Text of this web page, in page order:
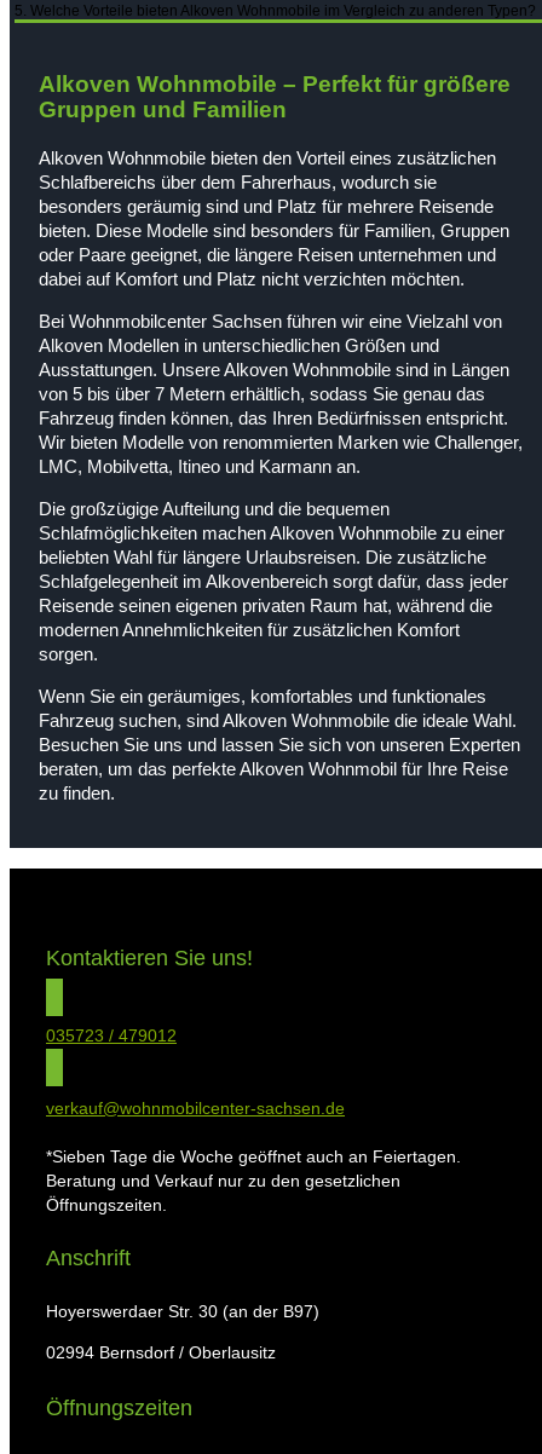
5. Welche Vorteile bieten Alkoven Wohnmobile im Vergleich zu anderen Typen?
Alkoven Wohnmobile – Perfekt für größere
Gruppen und Familien
Alkoven Wohnmobile bieten den Vorteil eines zusätzlichen
Schlafbereichs über dem Fahrerhaus, wodurch sie
besonders geräumig sind und Platz für mehrere Reisende
bieten. Diese Modelle sind besonders für Familien, Gruppen
oder Paare geeignet, die längere Reisen unternehmen und
dabei auf Komfort und Platz nicht verzichten möchten.
Bei Wohnmobilcenter Sachsen führen wir eine Vielzahl von
Alkoven Modellen in unterschiedlichen Größen und
Ausstattungen. Unsere Alkoven Wohnmobile sind in Längen
von 5 bis über 7 Metern erhältlich, sodass Sie genau das
Fahrzeug finden können, das Ihren Bedürfnissen entspricht.
Wir bieten Modelle von renommierten Marken wie Challenger,
LMC, Mobilvetta, Itineo und Karmann an.
Die großzügige Aufteilung und die bequemen
Schlafmöglichkeiten machen Alkoven Wohnmobile zu einer
beliebten Wahl für längere Urlaubsreisen. Die zusätzliche
Schlafgelegenheit im Alkovenbereich sorgt dafür, dass jeder
Reisende seinen eigenen privaten Raum hat, während die
modernen Annehmlichkeiten für zusätzlichen Komfort
sorgen.
Wenn Sie ein geräumiges, komfortables und funktionales
Fahrzeug suchen, sind Alkoven Wohnmobile die ideale Wahl.
Besuchen Sie uns und lassen Sie sich von unseren Experten
beraten, um das perfekte Alkoven Wohnmobil für Ihre Reise
zu finden.
Kontaktieren Sie uns!
035723 / 479012
verkauf@wohnmobilcenter-sachsen.de
*Sieben Tage die Woche geöffnet auch an Feiertagen.
Beratung und Verkauf nur zu den gesetzlichen
Öffnungszeiten.
Anschrift
Hoyerswerdaer Str. 30 (an der B97)
02994 Bernsdorf / Oberlausitz
Öffnungszeiten